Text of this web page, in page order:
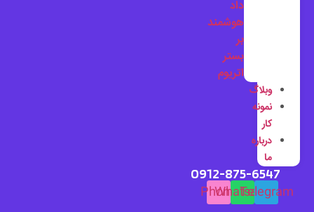
داد
هوشمند
بر
بستر
اتریوم
وبلاگ
نمونه
کار
درباره
ما
0912-875-6547
Telegram
Whatsapp
Phone